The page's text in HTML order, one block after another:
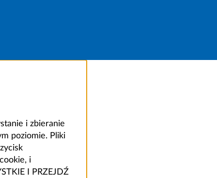
i zbieranie
poziomie. Pliki
i
I PRZEJDŹ